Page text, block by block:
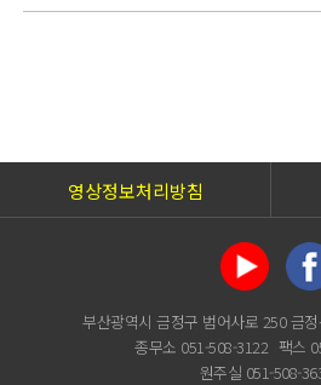
영상정보처리방침
부산광역시 금정구 범어사로 250 금
종무소 051-508-3122 팩스
원주실 051-508-